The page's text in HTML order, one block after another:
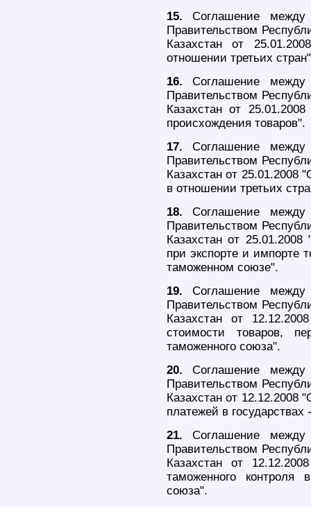
15. Соглашение между
Правительством
Казахстан от
отношении третьих
16. Соглашение между
Правительством
Казахстан от
происхождения товаров".
17.Соглашение между
Правительством
Казахстан от 25.01.2008
в отношении третьих
18. Соглашение между
Правительством
Казахстан от
при экспорте и импорте
таможенном союзе".
19. Соглашение между
Правительством
Казахстан от
стоимости товаров,
таможенного союза".
20. Соглашение между
Правительством
Казахстан от 12.12.2008
платежей в
21. Соглашение между
Правительством
Казахстан от
таможенного контроля
союза".